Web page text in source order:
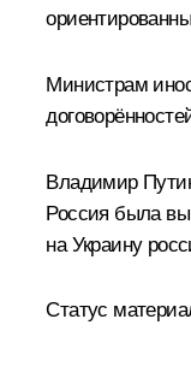
Министрам
Владимир
Россия была
на Украину
Статус